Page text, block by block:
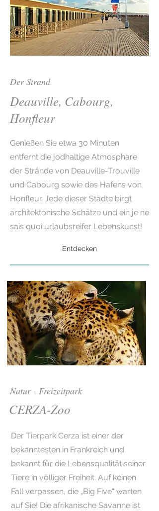
Der Strand
Deauville, Cabourg,
Honfleur
Genießen Sie etwa 30 Minuten
entfernt die jodhaltige Atmosphäre
der Strände von Deauville-Trouville
und Cabourg sowie des Hafens von
Honfleur. Jede dieser Städte birgt
architektonische Schätze und ein je ne
sais quoi urlaubsreifer Lebenskunst!
Entdecken
Natur - Freizeitpark
CERZA-Zoo
Der Tierpark Cerza ist einer der
bekanntesten in Frankreich und
bekannt für die Lebensqualität seiner
Tiere in völliger Freiheit. Auf keinen
Fall verpassen, die „Big Five“ warten
auf Sie! Die afrikanische Savanne ist